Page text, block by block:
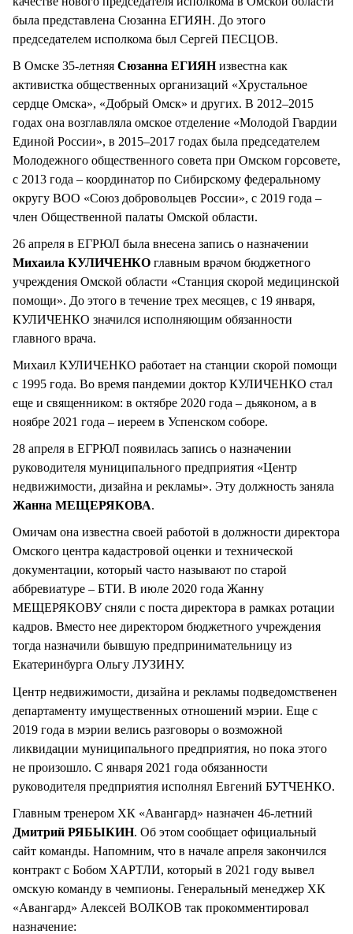
была представлена Сюзанна ЕГИЯН. До этого
председателем исполкома был Сергей ПЕСЦОВ.
В Омске 35-летняя Сюзанна ЕГИЯНизвестна как
активистка общественных организаций «Хрустальное
сердце Омска», «Добрый Омск» и других. В 2012–2015
годах она возглавляла омское отделение «Молодой Гвардии
Единой России», в 2015–2017 годах была председателем
Молодежного общественного совета при Омском горсовете,
с 2013 года – координатор по Сибирскому федеральному
округу ВОО «Союз добровольцев России», с 2019 года –
член Общественной палаты Омской области.
26 апреля в ЕГРЮЛ была внесена запись о назначении
Михаила КУЛИЧЕНКО главным врачом бюджетного
учреждения Омской области «Станция скорой медицинской
помощи». До этого в течение трех месяцев, с 19 января,
КУЛИЧЕНКО значился исполняющим обязанности
главного врача.
Михаил КУЛИЧЕНКО работает на станции скорой помощи
с 1995 года. Во время пандемии доктор КУЛИЧЕНКО стал
еще и священником: в октябре 2020 года – дьяконом, а в
ноябре 2021 года – иереем в Успенском соборе.
28 апреля в ЕГРЮЛ появилась запись о назначении
руководителя муниципального предприятия «Центр
недвижимости, дизайна и рекламы». Эту должность заняла
Жанна МЕЩЕРЯКОВА.
Омичам она известна своей работой в должности директора
Омского центра кадастровой оценки и технической
документации, который часто называют по старой
аббревиатуре – БТИ. В июле 2020 года Жанну
МЕЩЕРЯКОВУ сняли с поста директора в рамках ротации
кадров. Вместо нее директором бюджетного учреждения
тогда назначили бывшую предпринимательницу из
Екатеринбурга Ольгу ЛУЗИНУ.
Центр недвижимости, дизайна и рекламы подведомственен
департаменту имущественных отношений мэрии. Еще с
2019 года в мэрии велись разговоры о возможной
ликвидации муниципального предприятия, но пока этого
не произошло. С января 2021 года обязанности
руководителя предприятия исполнял Евгений БУТЧЕНКО.
Главным тренером ХК «Авангард» назначен 46-летний
Дмитрий РЯБЫКИН. Об этом сообщает официальный
сайт команды. Напомним, что в начале апреля закончился
контракт с Бобом ХАРТЛИ, который в 2021 году вывел
омскую команду в чемпионы. Генеральный менеджер ХК
«Авангард» Алексей ВОЛКОВ так прокомментировал
назначение: